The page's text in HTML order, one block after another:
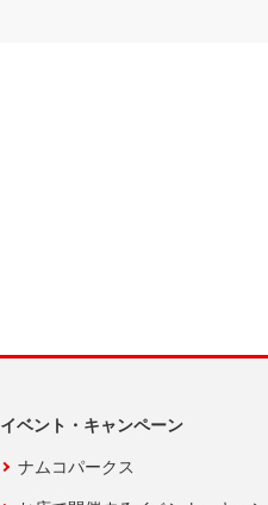
イベント・キャンペーン
ナムコパークス